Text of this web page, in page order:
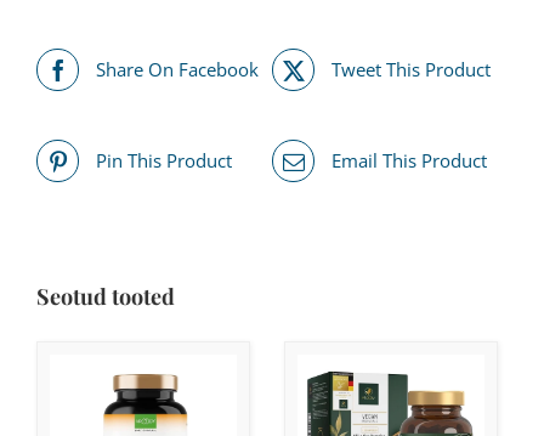
Share On Facebook Tweet This Product
Pin This Product Email This Product
Seotud tooted